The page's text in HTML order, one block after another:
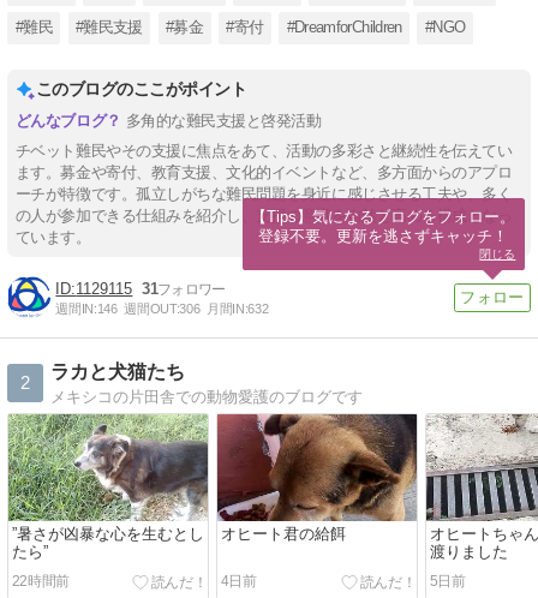
#難民 #難民支援 #募金 #寄付 #DreamforChildren #NGO
このブログのここがポイント
多角的な難民支援と啓発活動
チベット難民やその支援に焦点をあて、活動の多彩さと継続性を伝えてい
ます。募金や寄付、教育支援、文化的イベントなど、多方面からのアプロ
ーチが特徴です。孤立しがちな難民問題を身近に感じさせる工夫や、多く
の人が参加できる仕組みを紹介し、支援の意識を自然と高める構成となっ
ています。
1129115 31
週間IN:146 週間OUT:306 月間IN:632
2
ラカと犬猫たち
メキシコの片田舎での動物愛護のブログです
”暑さが凶暴な心を生むとし
たら”
22時間前
オヒート君の給餌
4日前
オヒートちゃ
渡りました
5日前
【Tips】気になるブログをフォロー。
登録不要。更新を逃さずキャッチ！
閉じる